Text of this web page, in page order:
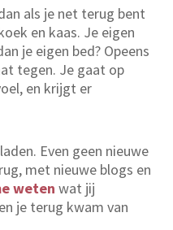
als je net terug bent
en kaas. Je eigen
je eigen bed? Opeens
tegen. Je gaat op
en krijgt er
Even geen nieuwe
met nieuwe blogs en
weten wat jij
je terug kwam van